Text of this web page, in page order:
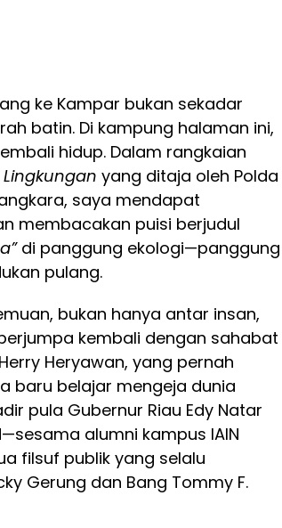
ke Kampar bukan sekadar
batin. Di kampung halaman ini,
hidup. Dalam rangkaian
yang ditaja oleh Polda
saya mendapat
membacakan puisi berjudul
di panggung ekologi—panggung
pulang.
bukan hanya antar insan,
kembali dengan sahabat
Heryawan, yang pernah
baru belajar mengeja dunia
pula Gubernur Riau Edy Natar
alumni kampus IAIN
filsuf publik yang selalu
Gerung dan Bang Tommy F.